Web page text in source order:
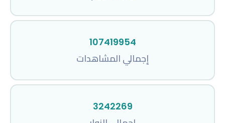
107419954
إجمالي المشاهدات
3242269